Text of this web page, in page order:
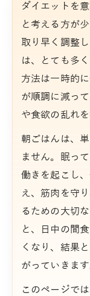
ダイエットを
と考える方が
取り早く調整
は、とても多
方法は一時的
が順調に減っ
や食欲の乱れ
朝ごはんは、
ません。眠っ
働きを起こし
え、筋肉を守
るための大切
と、日中の間
くなり、結果
がっていきます
このページで